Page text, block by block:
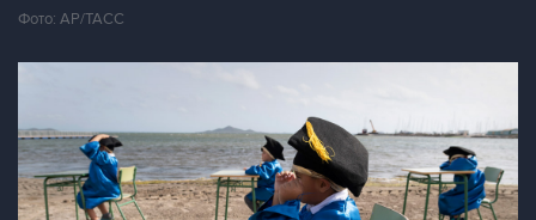
Фото: АР/ТАСС